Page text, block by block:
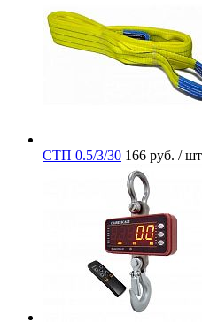
СТП 0.5/3/30 166 руб. / шт